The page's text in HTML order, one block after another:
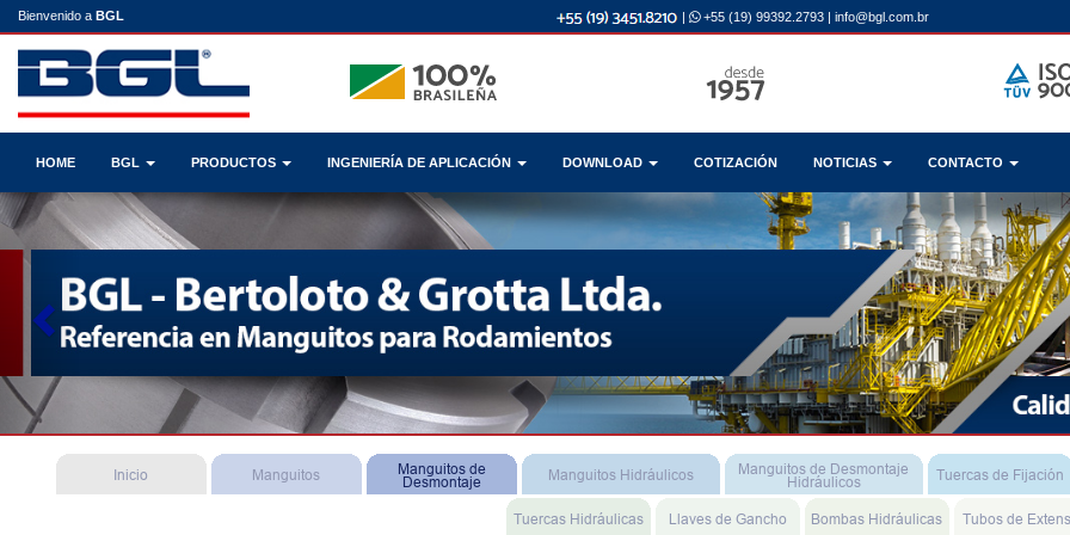
Bienvenido a BGL | +55 (19) 99392.2793 | info@bgl.com.br
HOME BGL PRODUCTOS INGENIERÍA DE APLICACIÓN DOWNLOAD COTIZACIÓN NOTICIAS CONTACTO
Previous